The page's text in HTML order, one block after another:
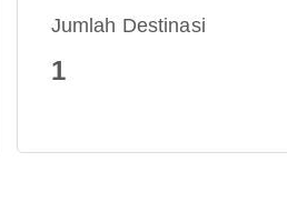
Jumlah Destinasi
1